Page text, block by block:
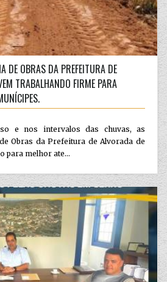
DE OBRAS DA PREFEITURA DE
TRABALHANDO FIRME PARA
e nos intervalos das chuvas, as
Obras da Prefeitura de Alvorada de
para melhor ate...